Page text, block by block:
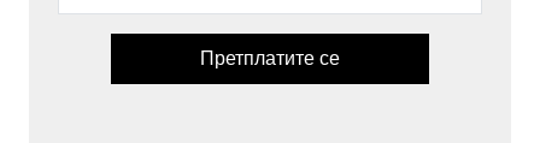
Претплатите се